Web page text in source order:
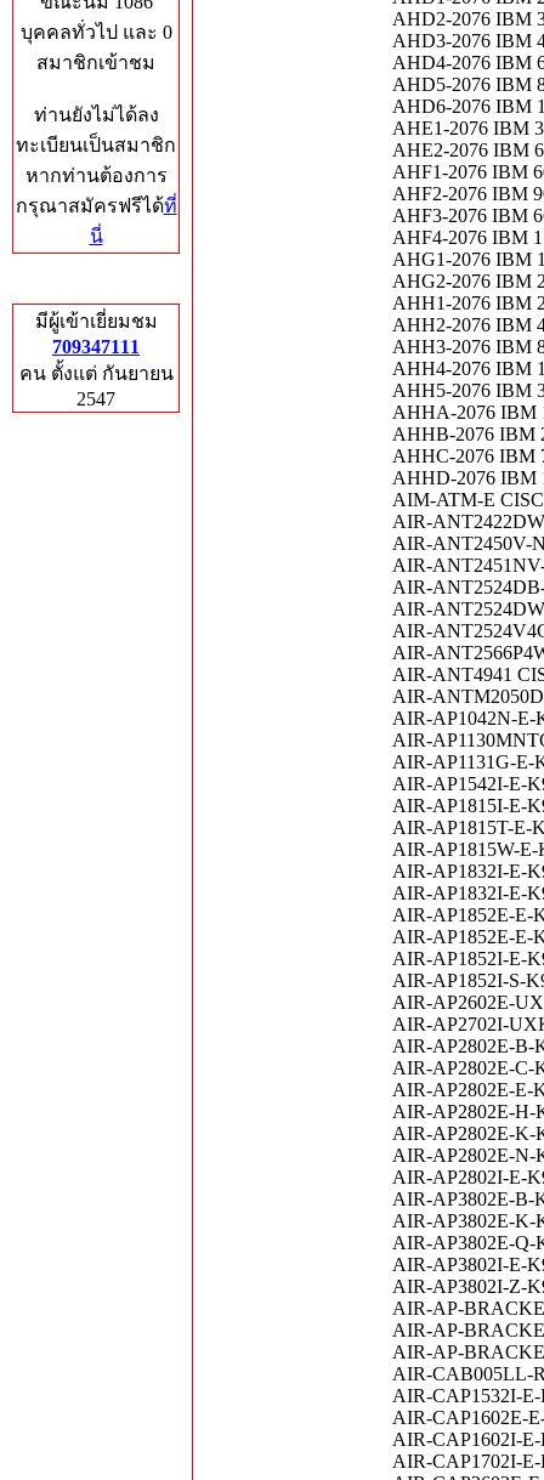
บุคคลทั่วไป และ 0
สมาชิกเข้าชม
ท่านยังไม่ได้ลง
ทะเบียนเป็นสมาชิก
หากท่านต้องการ
กรุณาสมัครฟรีได้ที่
นี่
มีผู้เข้าเยี่ยมชม
709347111
คน ตั้งแต่ กันยายน
2547
AHD2-2076 IBM
AHD3-2076 IBM
AHD4-2076 IBM
AHD5-2076 IBM
AHD6-2076 IBM
AHE1-2076 IBM
AHE2-2076 IBM
AHF1-2076 IBM
AHF2-2076 IBM
AHF3-2076 IBM
AHF4-2076 IBM
AHG1-2076 IBM
AHG2-2076 IBM
AHH1-2076 IBM
AHH2-2076 IBM
AHH3-2076 IBM
AHH4-2076 IBM
AHH5-2076 IBM
AHHA-2076 IBM
AHHB-2076 IBM
AHHC-2076 IBM
AHHD-2076 IBM
AIM-ATM-E
AIR-
AIR-ANT2450V-
AIR-ANT2451NV-
AIR-
AIR-
AIR-
AIR-
AIR-ANT4941
AIR-
AIR-AP1042N-E-
AIR-
AIR-AP1131G-E-
AIR-AP1542I-E-
AIR-AP1815I-E-
AIR-AP1815T-E-
AIR-AP1815W-E-
AIR-AP1832I-E-
AIR-AP1832I-E-
AIR-AP1852E-E-
AIR-AP1852E-E-
AIR-AP1852I-E-
AIR-AP1852I-S-
AIR-AP2602E-
AIR-AP2702I-
AIR-AP2802E-B-
AIR-AP2802E-C-
AIR-AP2802E-E-
AIR-AP2802E-H-
AIR-AP2802E-K-
AIR-AP2802E-N-
AIR-AP2802I-E-
AIR-AP3802E-B-
AIR-AP3802E-K-
AIR-AP3802E-Q-
AIR-AP3802I-E-
AIR-AP3802I-Z-
AIR-AP-
AIR-AP-
AIR-AP-
AIR-CAB005LL-
AIR-CAP1532I-E-
AIR-CAP1602E-
AIR-CAP1602I-E-
AIR-CAP1702I-E-